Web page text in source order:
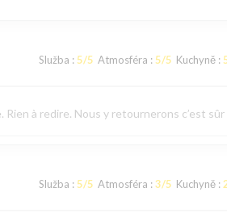
Služba : 5/5 Atmosféra : 5/5 Kuchyně:
à redire. Nous y retournerons c’est
Služba : 5/5 Atmosféra : 3/5 Kuchyně: